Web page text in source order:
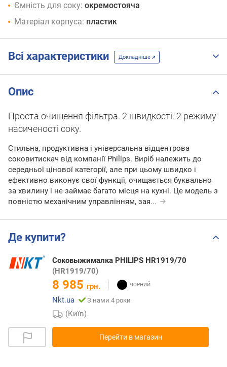
Ємність для соку: окремостояча
Матеріал корпуса: пластик
Всі характеристики Докладніше
Опис
Проста очищення фільтра. 2 швидкості. 2 режиму
насиченості соку.
Стильна, продуктивна і універсальна відцентрова
соковитискач від компанії Philips. Виріб належить до
середньої цінової категорії, але при цьому швидко і
ефективно виконує свої функції, очищається буквально
за хвилину і не займає багато місця на кухні. Це модель з
повністю механічним управлінням, зая...
Де купити?
Соковыжималка PHILIPS HR1919/70
(HR1919/70)
8 985 грн.
Nkt.ua
З нами 4 роки
(Київ)
Перейти в магазин